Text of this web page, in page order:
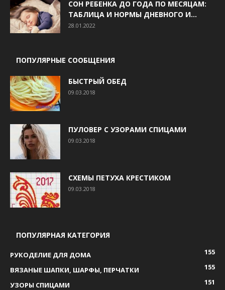
СОН РЕБЕНКА ДО ГОДА ПО МЕСЯЦАМ:
ТАБЛИЦА И НОРМЫ ДНЕВНОГО И...
28.01.2022
ПОПУЛЯРНЫЕ СООБЩЕНИЯ
БЫСТРЫЙ ОБЕД
09.03.2018
ПУЛОВЕР С УЗОРАМИ СПИЦАМИ
09.03.2018
СХЕМЫ ПЕТУХА КРЕСТИКОМ
09.03.2018
ПОПУЛЯРНАЯ КАТЕГОРИЯ
РУКОДЕЛИЕ ДЛЯ ДОМА
155
ВЯЗАНЫЕ ШАПКИ, ШАРФЫ, ПЕРЧАТКИ
155
УЗОРЫ СПИЦАМИ
151